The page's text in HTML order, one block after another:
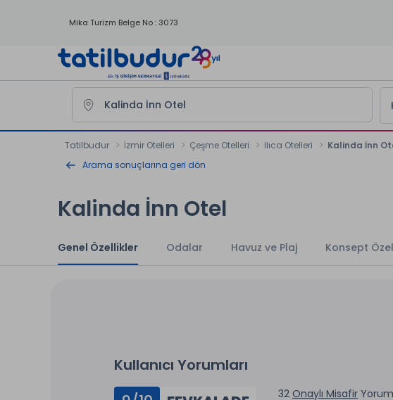
Mika Turizm Belge No : 3073
Tatilbudur İzmir Otelleri Çeşme Otelleri Ilıca Otelleri
Kalinda İnn
Arama sonuçlarına geri dön
Kalinda İnn Otel
Genel Özellikler Odalar Havuz ve Plaj Konsept
Kullanıcı Yorumları
32 Onaylı Misafir